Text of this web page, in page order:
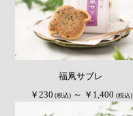
福凧サブレ
￥230 (税込) ～ ￥1,400 (税込)